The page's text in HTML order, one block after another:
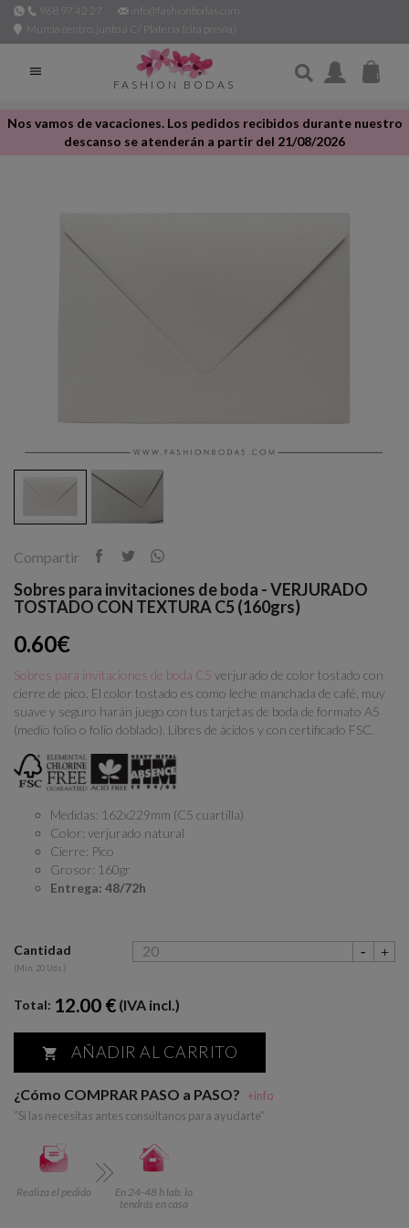
968 97 42 27
info@fashionbodas.com
Murcia centro, junto a C/ Platería (cita previa)

FASHION BODAS
Nos vamos de vacaciones. Los pedidos recibidos durante nuestro
descanso se atenderán a partir del 21/08/2026
Compartir
Sobres para invitaciones de boda - VERJURADO
TOSTADO CON TEXTURA C5 (160grs)
0.60€
Sobres para invitaciones de boda C5 verjurado de color tostado con
cierre de pico. El color tostado es como leche manchada de café, muy
suave y seguro harán juego con tus tarjetas de boda de formato A5
(medio folio o folio doblado). Libres de ácidos y con certificado FSC.
Medidas: 162x229mm (C5 cuartilla)
Color: verjurado natural
Cierre: Pico
Grosor: 160gr
Entrega: 48/72h
Cantidad
(Min. 20 Uds.)
Total: 12.00 € (IVA incl.)
 AÑADIR AL CARRITO
¿Cómo COMPRAR PASO a PASO? +info
“Si las necesitas antes consúltanos para ayudarte”
Realiza el pedido
En 24-48 h lab. lo
tendrás en casa